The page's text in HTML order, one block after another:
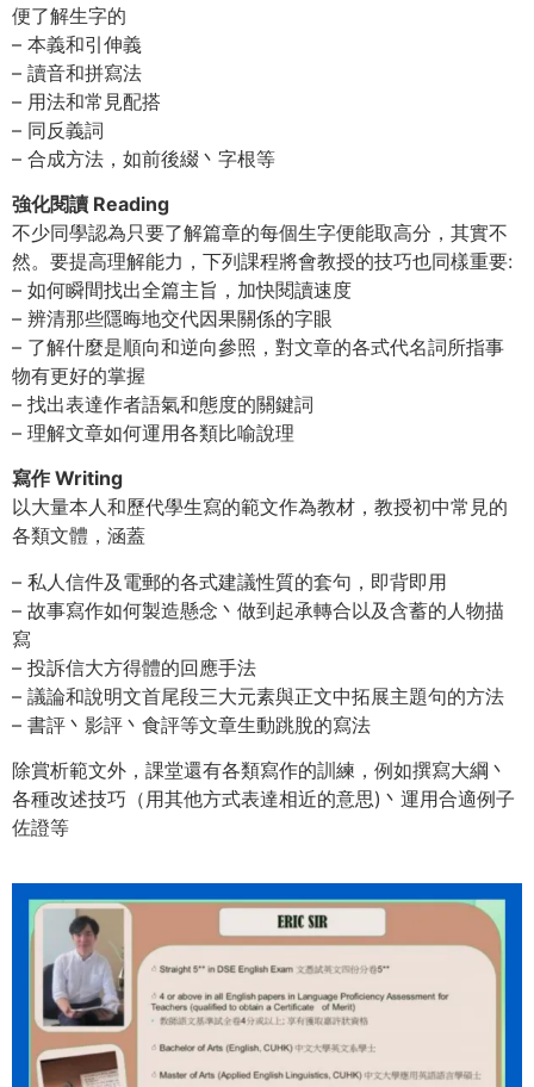
便了解生字的
– 本義和引伸義
– 讀音和拼寫法
– 用法和常見配搭
– 同反義詞
– 合成方法，如前後綴丶字根等
強化閱讀 Reading
不少同學認為只要了解篇章的每個生字便能取高分，其實不
然。要提高理解能力，下列課程將會教授的技巧也同樣重要:
– 如何瞬間找出全篇主旨，加快閱讀速度
– 辨清那些隱晦地交代因果關係的字眼
– 了解什麼是順向和逆向參照，對文章的各式代名詞所指事
物有更好的掌握
– 找出表達作者語氣和態度的關鍵詞
– 理解文章如何運用各類比喻說理
寫作 Writing
以大量本人和歷代學生寫的範文作為教材，教授初中常見的
各類文體，涵蓋
– 私人信件及電郵的各式建議性質的套句，即背即用
– 故事寫作如何製造懸念丶做到起承轉合以及含蓄的人物描
寫
– 投訴信大方得體的回應手法
– 議論和說明文首尾段三大元素與正文中拓展主題句的方法
– 書評丶影評丶食評等文章生動跳脫的寫法
除賞析範文外，課堂還有各類寫作的訓練，例如撰寫大綱丶
各種改述技巧（用其他方式表達相近的意思)丶運用合適例子
佐證等